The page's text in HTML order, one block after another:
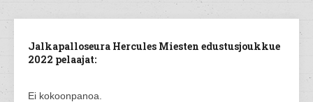
Jalkapalloseura Hercules Miesten edustusjoukkue
2022 pelaajat:
Ei kokoonpanoa.